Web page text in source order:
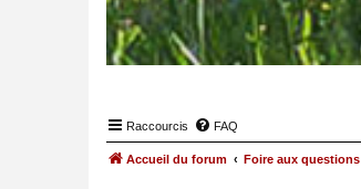
Raccourcis FAQ
Accueil du forum Foire aux questions